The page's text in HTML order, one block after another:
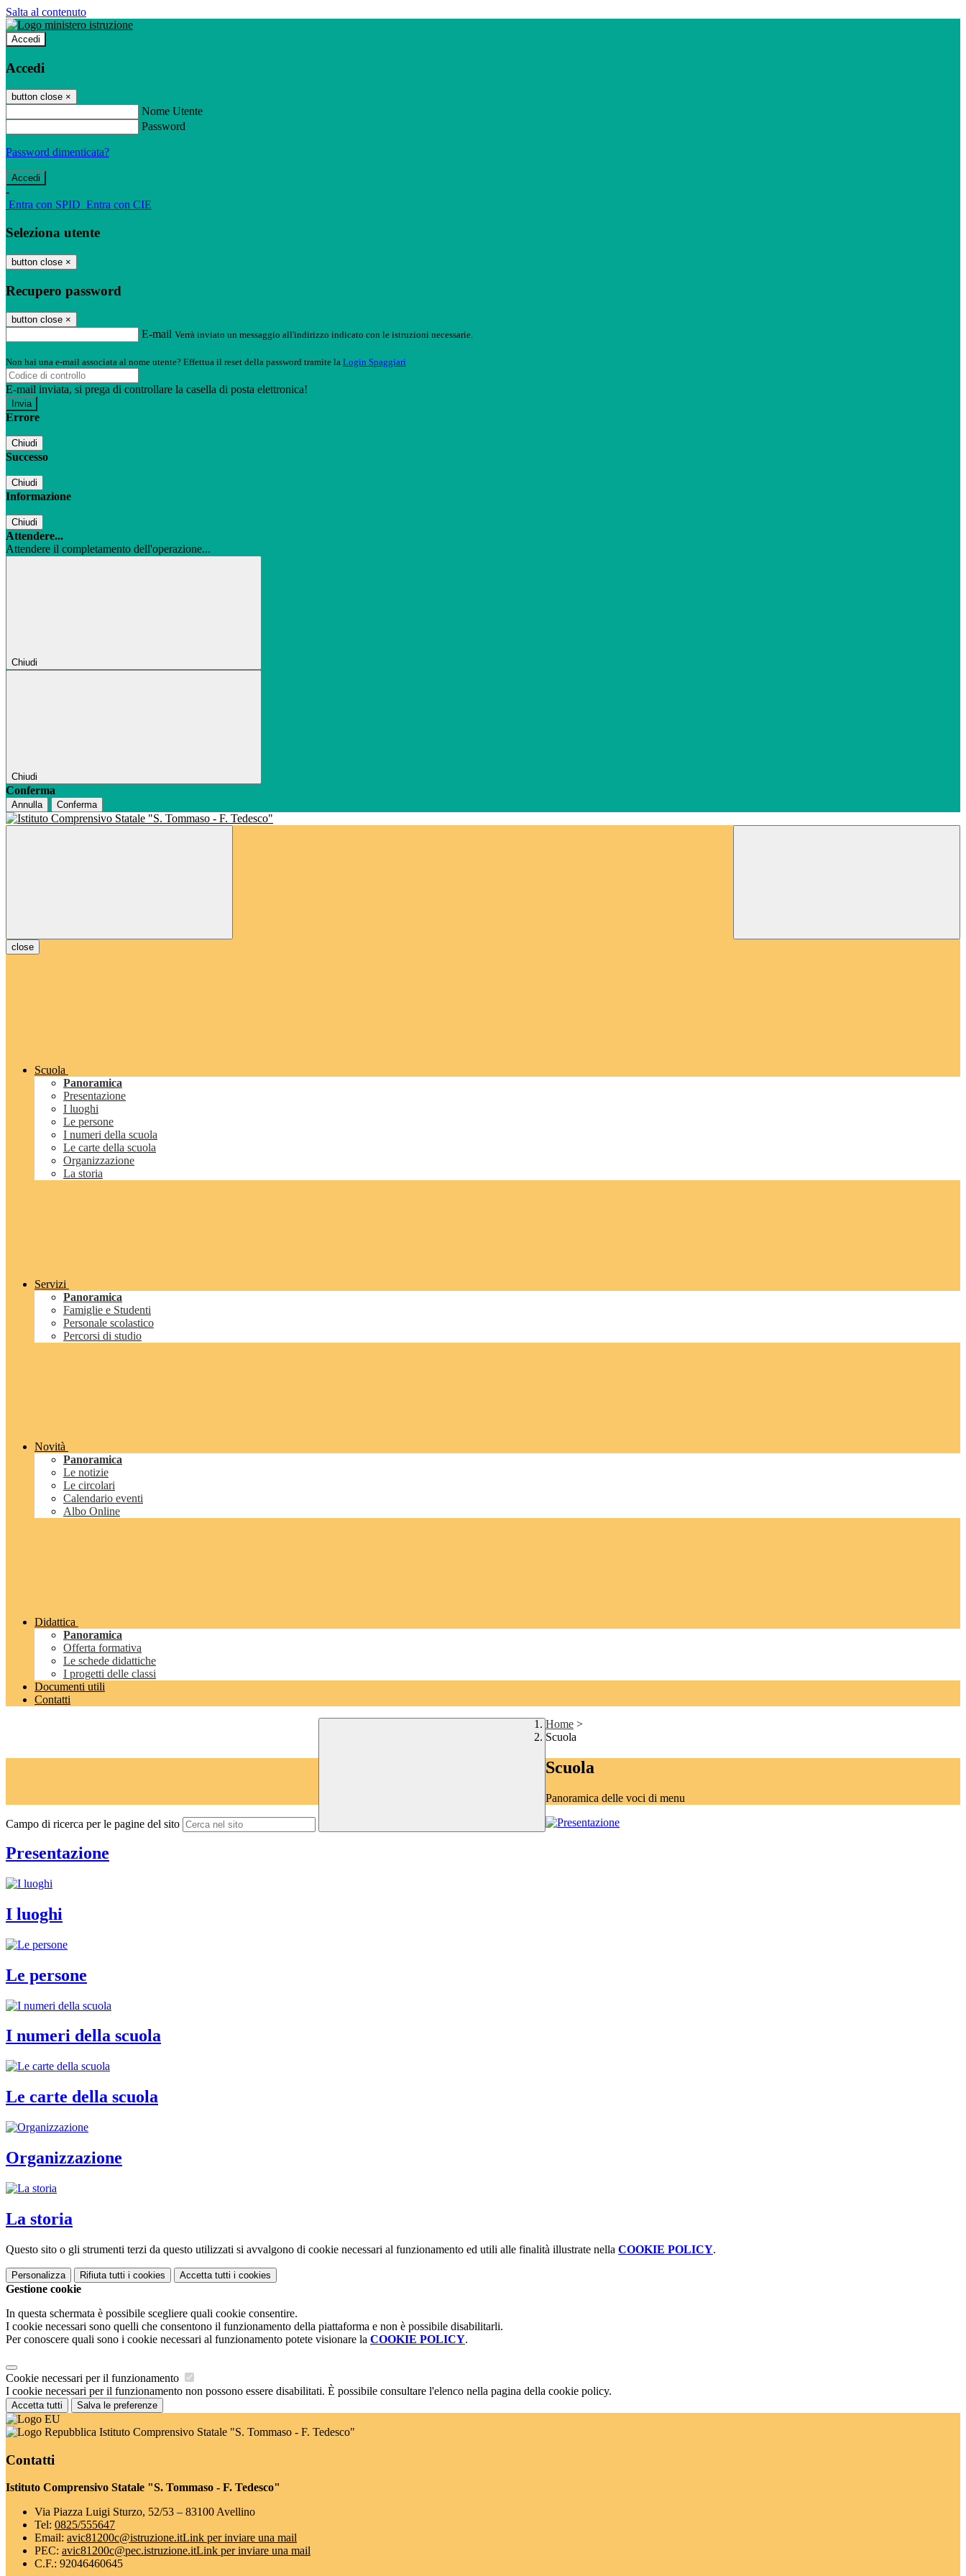
Salta al contenuto
Accedi
Accedi
button close ×
Nome Utente
Password
Password dimenticata?
-
Entra con SPID Entra con CIE
Seleziona utente
button close ×
Recupero password
button close ×
E-mail Verrà inviato un messaggio all'indirizzo indicato con le istruzioni necessarie.
Non hai una e-mail associata al nome utente? Effettua il reset della password tramite la Login Spaggiari
E-mail inviata, si prega di controllare la casella di posta elettronica!
Errore
Chiudi
Successo
Chiudi
Informazione
Chiudi
Attendere...
Attendere il completamento dell'operazione...
Chiudi
Chiudi
Conferma
Annulla Conferma
close
Scuola
Panoramica
Presentazione
I luoghi
Le persone
I numeri della scuola
Le carte della scuola
Organizzazione
La storia
Servizi
Panoramica
Famiglie e Studenti
Personale scolastico
Percorsi di studio
Novità
Panoramica
Le notizie
Le circolari
Calendario eventi
Albo Online
Didattica
Panoramica
Offerta formativa
Le schede didattiche
I progetti delle classi
Documenti utili
Contatti
Campo di ricerca per le pagine del sito
Home >
Scuola
Scuola
Panoramica delle voci di menu
Presentazione
I luoghi
Le persone
I numeri della scuola
Le carte della scuola
Organizzazione
La storia
Questo sito o gli strumenti terzi da questo utilizzati si avvalgono di cookie necessari al funzionamento ed utili alle finalità illustrate nella COOKIE POLICY.
Personalizza Rifiuta tutti i cookies Accetta tutti i cookies
Gestione cookie
In questa schermata è possibile scegliere quali cookie consentire.
I cookie necessari sono quelli che consentono il funzionamento della piattaforma e non è possibile disabilitarli.
Per conoscere quali sono i cookie necessari al funzionamento potete visionare la COOKIE POLICY.
Cookie necessari per il funzionamento
I cookie necessari per il funzionamento non possono essere disabilitati. È possibile consultare l'elenco nella pagina della cookie policy.
Accetta tutti Salva le preferenze
Istituto Comprensivo Statale "S. Tommaso - F. Tedesco"
Contatti
Istituto Comprensivo Statale "S. Tommaso - F. Tedesco"
Via Piazza Luigi Sturzo, 52/53 – 83100 Avellino
Tel: 0825/555647
Email: avic81200c@istruzione.itLink per inviare una mail
PEC: avic81200c@pec.istruzione.itLink per inviare una mail
C.F.: 92046460645